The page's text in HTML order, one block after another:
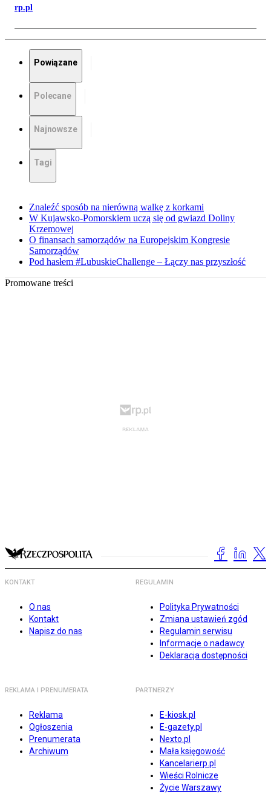
rp.pl
Powiązane
Polecane
Najnowsze
Tagi
Znaleźć sposób na nierówną walkę z korkami
W Kujawsko-Pomorskiem uczą się od gwiazd Doliny
Krzemowej
O finansach samorządów na Europejskim Kongresie
Samorządów
Pod hasłem #LubuskieChallenge – Łączy nas przyszłość
Promowane treści
KONTAKT
O nas
Kontakt
Napisz do nas
REGULAMIN
Polityka Prywatności
Zmiana ustawień zgód
Regulamin serwisu
Informacje o nadawcy
Deklaracja dostępności
REKLAMA I PRENUMERATA
Reklama
Ogłoszenia
Prenumerata
Archiwum
PARTNERZY
E-kiosk.pl
E-gazety.pl
Nexto.pl
Mała księgowość
Kancelarierp.pl
Wieści Rolnicze
Życie Warszawy